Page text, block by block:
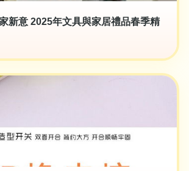
新意 2025年文具與家居禮品春季精